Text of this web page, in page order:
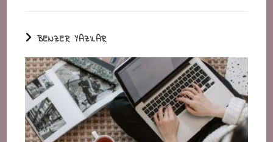
BENZER YAZILAR